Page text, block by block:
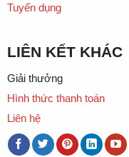
Tuyển dụng
LIÊN KẾT KHÁC
Giải thưởng
Hình thức thanh toán
Liên hệ